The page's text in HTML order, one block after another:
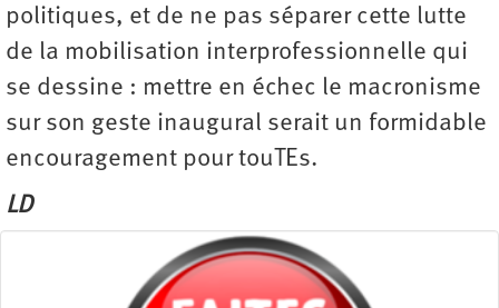
politiques, et de ne pas séparer cette lutte
de la mobilisation interprofessionnelle qui
se dessine : mettre en échec le macronisme
sur son geste inaugural serait un formidable
encouragement pour touTEs.
LD